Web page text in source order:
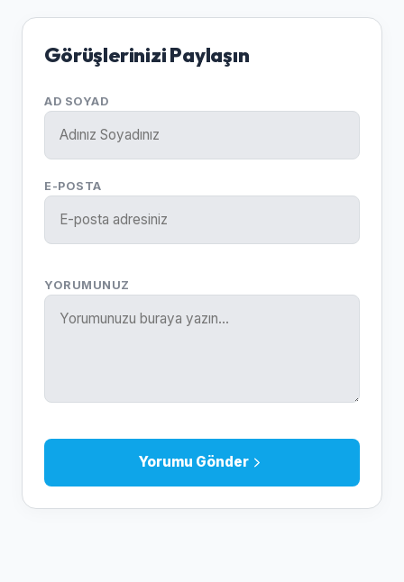
Görüşlerinizi Paylaşın
AD SOYAD
E-POSTA
YORUMUNUZ
Yorumu Gönder